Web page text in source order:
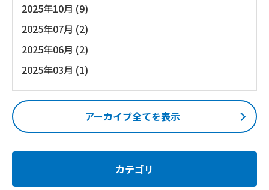
2025年10月 (9)
2025年07月 (2)
2025年06月 (2)
2025年03月 (1)
アーカイブ全てを表示
カテゴリ